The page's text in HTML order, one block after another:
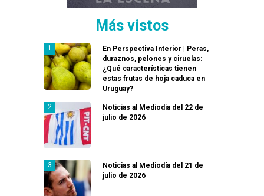
Más vistos
En Perspectiva Interior | Peras,
duraznos, pelones y ciruelas:
¿Qué características tienen
estas frutas de hoja caduca en
Uruguay?
Noticias al Mediodía del 22 de
julio de 2026
Noticias al Mediodía del 21 de
julio de 2026